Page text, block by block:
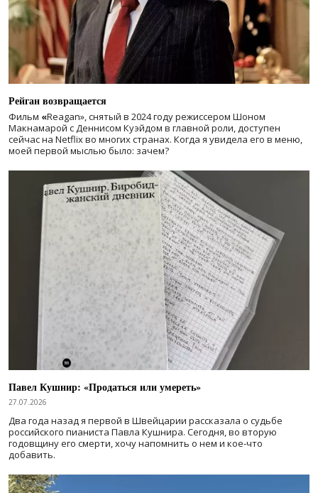
Рейган возвращается
Фильм «Reagan», снятый в 2024 годурежиссером Шоном
Макнамарой с Деннисом Куэйдом в главной роли, доступен
сейчас на Netflix во многих странах. Когда я увидела его в меню,
моей первой мыслью было: зачем?
Павел Кушнир: «Продаться или умереть»
27.07.2026
Два года назад я первой в Швейцарии рассказала о судьбе
российского пианиста Павла Кушнира. Сегодня, во вторую
годовщину его смерти, хочу напомнить о нем и кое-что
добавить.